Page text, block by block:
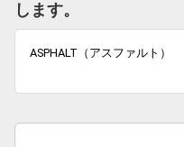
します。
ASPHALT（アスファルト）